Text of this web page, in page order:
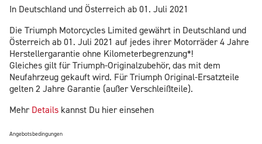
In Deutschland und Österreich ab 01. Juli 2021
Die Triumph Motorcycles Limited gewährt in Deutschland und
Österreich ab 01. Juli 2021 auf jedes ihrer Motorräder 4 Jahre
Herstellergarantie ohne Kilometerbegrenzung*!
Gleiches gilt für Triumph-Originalzubehör, das mit dem
Neufahrzeug gekauft wird. Für Triumph Original-Ersatzteile
gelten 2 Jahre Garantie (außer Verschleißteile).
Mehr Details kannst Du hier einsehen
Angebotsbedingungen